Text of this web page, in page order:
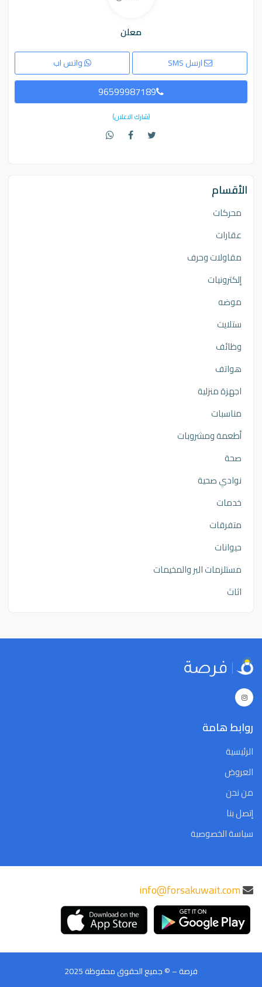
معلن
ارسل SMS واتس اب
96599987189
(شارك الاعلان)
الأقسام
محركات
عقارات
مقاولات وحرف
إلكترونيات
موضه
ستلايت
وظائف
هواتف
اجهزة منزلية
مناسبات
أطعمة ومشروبات
صحة
نوادي صحية
خدمات
متفرقات
حيوانات
مستلزمات البر والمخيمات
اثاث
روابط هامة
الرئيسية
العروض
من نحن
إتصل بنا
سياسة الخصوصية
info@forsakuwait.com
فرصة – © جميع الحقوق محفوظة 2025